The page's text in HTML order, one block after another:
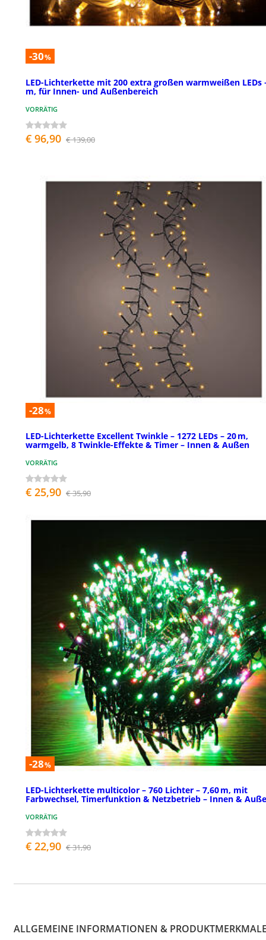
-30%
LED-Lichterkette mit 200 extra großen warmweißen LEDs
m, für Innen- und Außenbereich
VORRÄTIG
€ 96,90 € 139,00
-28%
LED-Lichterkette Excellent Twinkle – 1272 LEDs – 20 m,
warmgelb, 8 Twinkle-Effekte & Timer – Innen & Außen
VORRÄTIG
€ 25,90 € 35,90
-28%
LED-Lichterkette multicolor – 760 Lichter – 7,60 m, mit
Farbwechsel, Timerfunktion & Netzbetrieb – Innen &
VORRÄTIG
€ 22,90 € 31,90
ALLGEMEINE INFORMATIONEN &